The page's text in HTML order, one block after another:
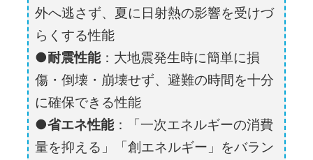
外へ逃さず、夏に日射熱の影響を受けづ
らくする性能
耐震性能：大地震発生時に簡単に損
傷・倒壊・崩壊せず、避難の時間を十分
に確保できる性能
省エネ性能：「一次エネルギーの消費
量を抑える」「創エネルギー」をバラン